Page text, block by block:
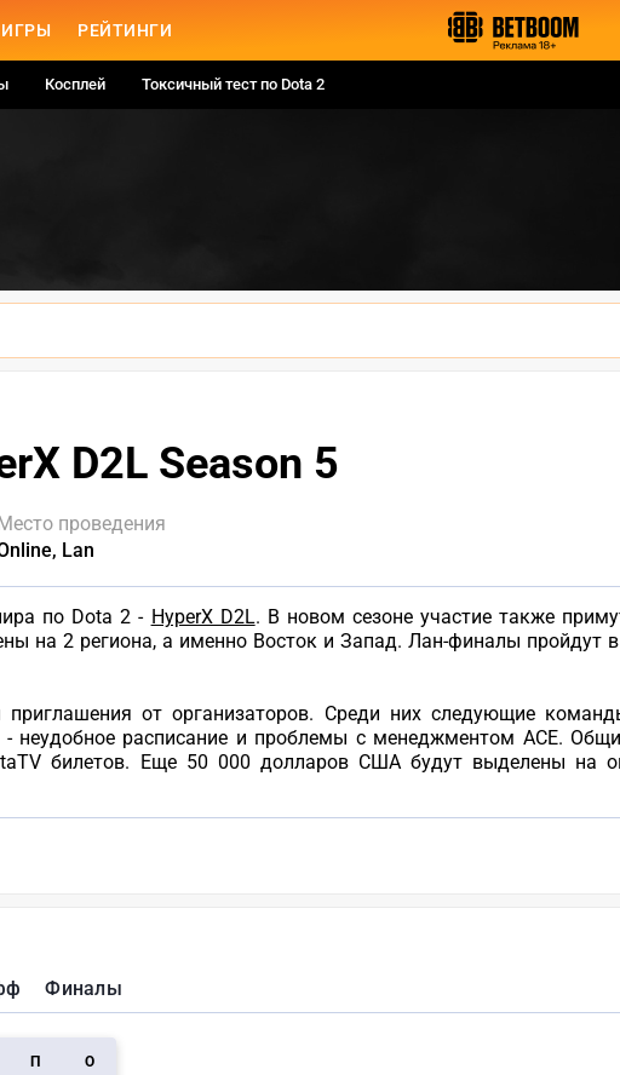
ИГРЫ РЕЙТИНГИ
Косплей Токсичный тест по Dota 2
D2L Season 5
проведения
Lan
по Dota 2 - HyperX D2L. В новом сезоне участие также
на 2 региона, а именно Восток и Запад. Лан-финалы пройдут
от организаторов. Среди них следующие
неудобное расписание и проблемы с менеджментом АСЕ.
билетов. Еще 50 000 долларов США будут выделены на
Финалы
П О